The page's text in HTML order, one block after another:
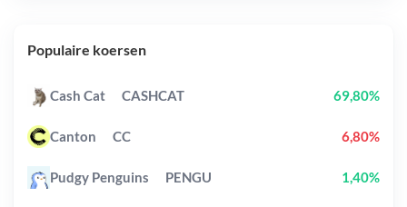
Populaire koersen
Cash Cat CASHCAT 69,80%
Canton CC 6,80%
Pudgy Penguins PENGU 1,40%